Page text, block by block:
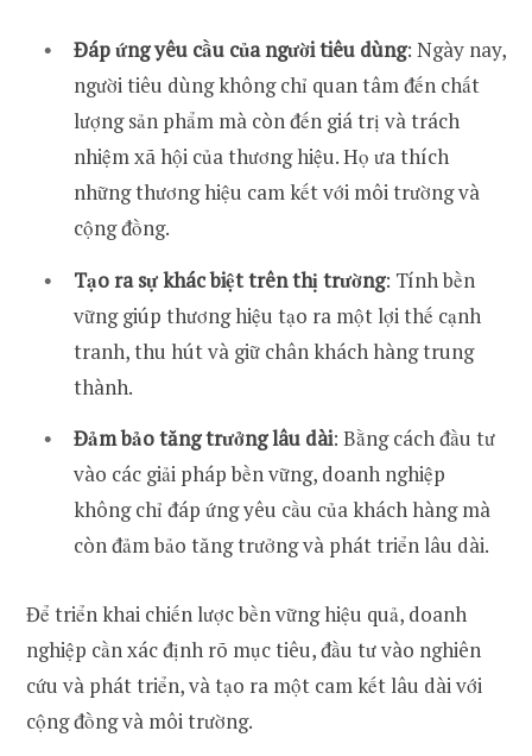
Đáp ứng yêu cầu của người tiêu dùng: Ngày nay,
người tiêu dùng không chỉ quan tâm đến chất
lượng sản phẩm mà còn đến giá trị và trách
nhiệm xã hội của thương hiệu. Họ ưa thích
những thương hiệu cam kết với môi trường và
cộng đồng.
Tạo ra sự khác biệt trên thị trường: Tính bền
vững giúp thương hiệu tạo ra một lợi thế cạnh
tranh, thu hút và giữ chân khách hàng trung
thành.
Đảm bảo tăng trưởng lâu dài: Bằng cách đầu tư
vào các giải pháp bền vững, doanh nghiệp
không chỉ đáp ứng yêu cầu của khách hàng mà
còn đảm bảo tăng trưởng và phát triển lâu dài.
Để triển khai chiến lược bền vững hiệu quả, doanh
nghiệp cần xác định rõ mục tiêu, đầu tư vào nghiên
cứu và phát triển, và tạo ra một cam kết lâu dài với
cộng đồng và môi trường.